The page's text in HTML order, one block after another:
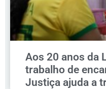
Aos 20 anos da
trabalho de
Justiça ajuda a